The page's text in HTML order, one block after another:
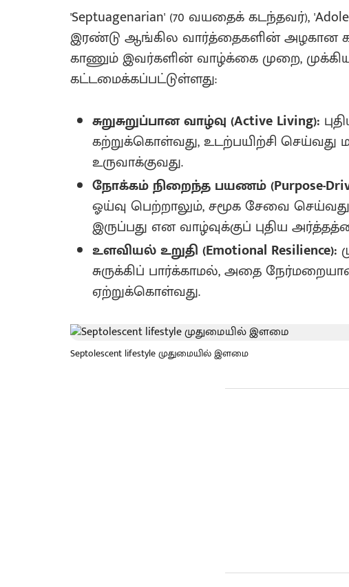
'Septuagenarian' (70 வயதைக் கடந்தவர்),
இரண்டு ஆங்கில வார்த்தைகளின் அழகான
காணும் இவர்களின் வாழ்க்கை முறை,
கட்டமைக்கப்பட்டுள்ளது:
சுறுசுறுப்பான வாழ்வு (Active Living):
கற்றுக்கொள்வது, உடற்பயிற்சி செய்வது
உருவாக்குவது.
நோக்கம் நிறைந்த பயணம் (Purpose-
ஓய்வு பெற்றாலும், சமூக சேவை
இருப்பது என வாழ்வுக்குப் புதிய
உளவியல் உறுதி (Emotional Resilience):
சுருக்கிப் பார்க்காமல், அதை
ஏற்றுக்கொள்வது.
Septolescent lifestyle முதுமையில் இளமை